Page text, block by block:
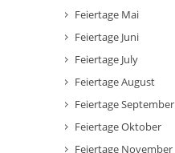
Feiertage Mai
Feiertage Juni
Feiertage July
Feiertage August
Feiertage September
Feiertage Oktober
Feiertage November